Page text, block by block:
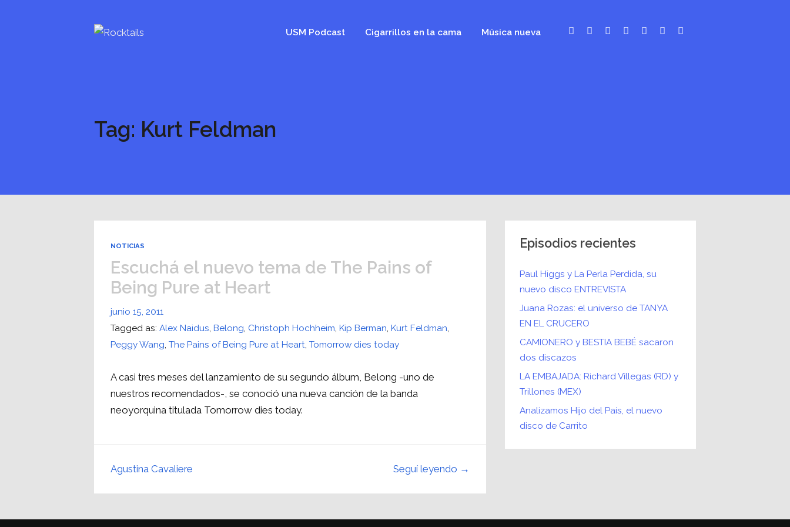
USM Podcast Cigarrillos en la cama Música nueva
Tag: Kurt Feldman
NOTICIAS
Escuchá el nuevo tema de The Pains of
Being Pure at Heart
junio 15, 2011
Tagged as:Alex Naidus,Belong, Christoph Hochheim,Kip Berman,Kurt Feldman,
Peggy Wang,The Pains of Being Pure at Heart,Tomorrow dies today
A casi tres meses del lanzamiento de su segundo álbum, Belong -uno de
nuestros recomendados-, se conoció una nueva canción de la banda
neoyorquina titulada Tomorrow dies today.
Seguí leyendo →
Agustina Cavaliere
Episodios recientes
Paul Higgs y La Perla Perdida, su
nuevo disco ENTREVISTA
Juana Rozas: el universo de TANYA
EN EL CRUCERO
CAMIONERO y BESTIA BEBÉ sacaron
dos discazos
LA EMBAJADA: Richard Villegas (RD) y
Trillones (MEX)
Analizamos Hijo del País, el nuevo
disco de Carrito